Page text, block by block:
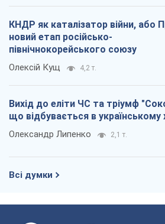
КНДР як каталізатор війни, або
новий етап російсько-
північнокорейського союзу
Олексій Кущ 4,2 т.
Вихід до еліти ЧС та тріумф
що відбувається в українському
Олександр Липенко 2,1 т.
Всі думки